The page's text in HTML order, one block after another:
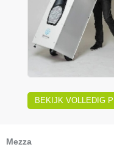
BEKIJK VOLLEDIG
Mezza